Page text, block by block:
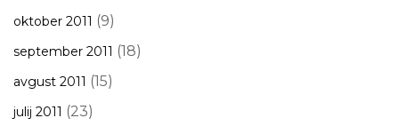
oktober 2011 (9)
september 2011 (18)
avgust 2011 (15)
julij 2011 (23)